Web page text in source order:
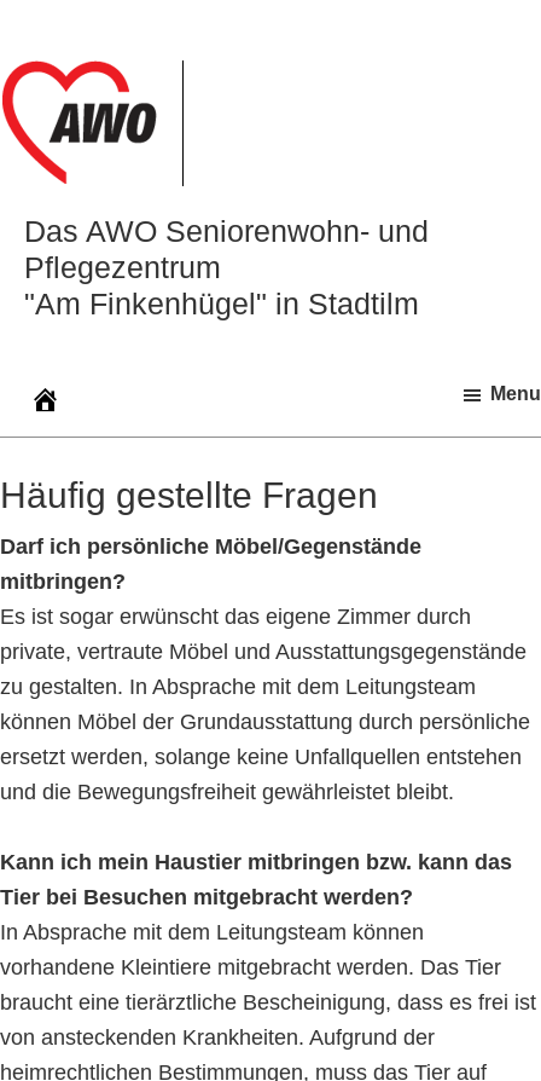
springen
springen
springen
Das AWO Seniorenwohn‑ und
Pflegezentrum
"Am Finkenhügel" in Stadtilm
Menu
Häufig gestellte Fragen
Darf ich persönliche Möbel/Gegenstände
mitbringen?
Es ist sogar erwünscht das eigene Zimmer durch
private, vertraute Möbel und Ausstattungsgegenstände
zu gestalten. In Absprache mit dem Leitungsteam
können Möbel der Grundausstattung durch persönliche
ersetzt werden, solange keine Unfallquellen entstehen
und die Bewegungsfreiheit gewährleistet bleibt.
Kann ich mein Haustier mitbringen bzw. kann das
Tier bei Besuchen mitgebracht werden?
In Absprache mit dem Leitungsteam können
vorhandene Kleintiere mitgebracht werden. Das Tier
braucht eine tierärztliche Bescheinigung, dass es frei ist
von ansteckenden Krankheiten. Aufgrund der
heimrechtlichen Bestimmungen, muss das Tier auf